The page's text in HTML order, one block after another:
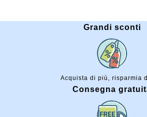
Grandi sconti
Acquista di più, risparmia
Consegna